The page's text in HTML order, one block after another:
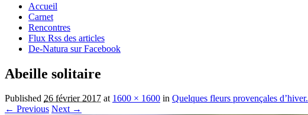
Accueil
Carnet
Rencontres
Flux Rss des articles
De-Natura sur Facebook
Abeille solitaire
Published 26 février 2017 at 1600 × 1600 in Quelques fleurs provençales d’hiver.
← Previous Next →